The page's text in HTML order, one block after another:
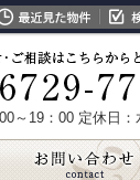
～19：00 定休日：